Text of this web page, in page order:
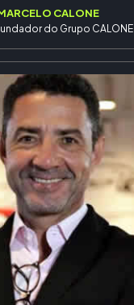
CALONE
do Grupo CALONE